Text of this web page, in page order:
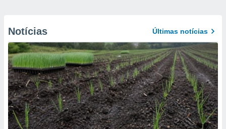
Notícias Últimas notícias